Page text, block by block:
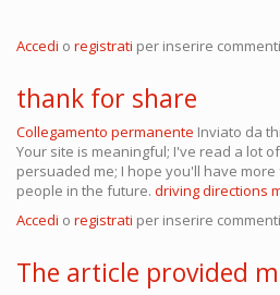
Accedi o registrati per inserire
thank for share
Collegamento permanente Inviato da
Your site is meaningful; I've read a lot
persuaded me; I hope you'll have
people in the future. driving directions
Accedi o registrati per inserire
The article provided